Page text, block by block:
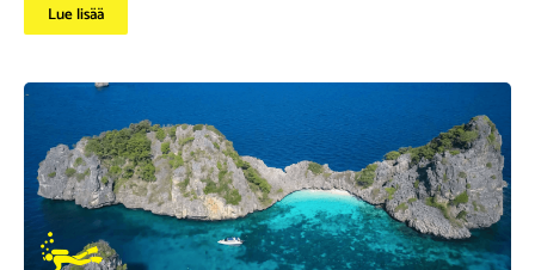
Lue lisää